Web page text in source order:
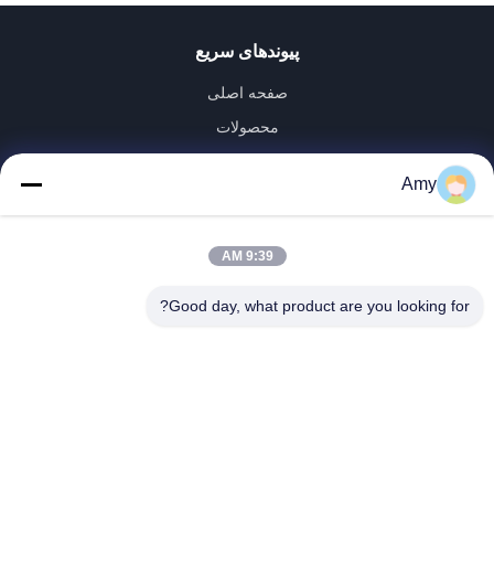
پیوندهای سریع
صفحه اصلی
محصولات
تور کارخانه
کنترل کیفیت
Amy
9:39 AM
Good day, what product are you looking for?